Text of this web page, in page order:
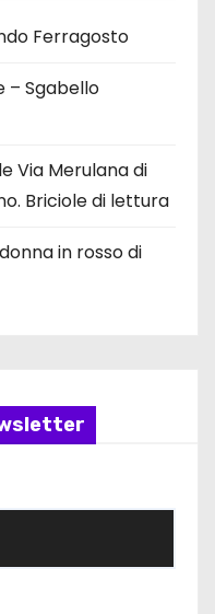
Ferragosto
– Sgabello
Via Merulana di
Briciole di lettura
in rosso di